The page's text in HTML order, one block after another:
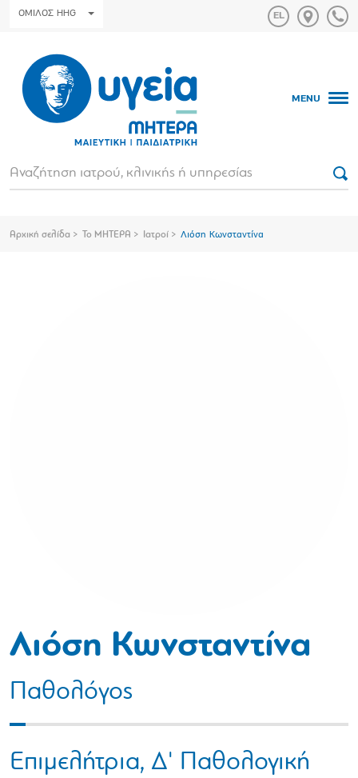
ΟΜΙΛΟΣ HHG
MENU
Αρχική σελίδα Το ΜΗΤΕΡΑ Ιατροί Λιόση Κωνσταντίνα
Λιόση Κωνσταντίνα
Παθολόγος
Επιμελήτρια, Δ' Παθολογική